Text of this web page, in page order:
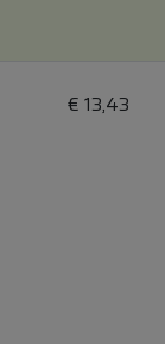
€ 13,43